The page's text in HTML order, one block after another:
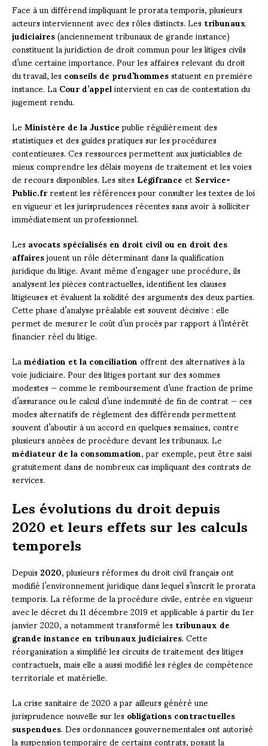
Face à un différend impliquant le prorata temporis, plusieurs
acteurs interviennent avec des rôles distincts. Lestribunaux
judiciaires(anciennement tribunaux de grande instance)
constituent la juridiction de droit commun pour les litiges civils
d’une certaine importance. Pour les affaires relevant du droit
du travail, lesconseils de prud’hommesstatuent en première
instance. LaCour d’appelintervient en cas de contestation du
jugement rendu.
LeMinistère de la Justicepublie régulièrement des
statistiques et des guides pratiques sur les procédures
contentieuses. Ces ressources permettent aux justiciables de
mieux comprendre les délais moyens de traitement et les voies
de recours disponibles. Les sitesLégifranceetService-
Public.frrestent les références pour consulter les textes de loi
en vigueur et les jurisprudences récentes sans avoir à solliciter
immédiatement un professionnel.
Lesavocats spécialisés en droit civil ou en droit des
affairesjouent un rôle déterminant dans la qualification
juridique du litige. Avant même d’engager une procédure, ils
analysent les pièces contractuelles, identifient les clauses
litigieuses et évaluent la solidité des arguments des deux parties.
Cette phase d’analyse préalable est souvent décisive : elle
permet de mesurer le coût d’un procès par rapport à l’intérêt
financier réel du litige.
Lamédiation et la conciliationoffrent des alternatives à la
voie judiciaire. Pour des litiges portant sur des sommes
modestes — comme le remboursement d’une fraction de prime
d’assurance ou le calcul d’une indemnité de fin de contrat — ces
modes alternatifs de règlement des différends permettent
souvent d’aboutir à un accord en quelques semaines, contre
plusieurs années de procédure devant les tribunaux. Le
médiateur de la consommation, par exemple, peut être saisi
gratuitement dans de nombreux cas impliquant des contrats de
services.
Les évolutions du droit depuis
2020 et leurs effets sur les calculs
temporels
Depuis2020, plusieurs réformes du droit civil français ont
modifié l’environnement juridique dans lequel s’inscrit le prorata
temporis. La réforme de la procédure civile, entrée en vigueur
avec le décret du 11 décembre 2019 et applicable à partir du 1er
janvier 2020, a notamment transformé lestribunaux de
grande instance en tribunaux judiciaires. Cette
réorganisation a simplifié les circuits de traitement des litiges
contractuels, mais elle a aussi modifié les règles de compétence
territoriale et matérielle.
La crise sanitaire de 2020 a par ailleurs généré une
jurisprudence nouvelle sur lesobligations contractuelles
suspendues. Des ordonnances gouvernementales ont autorisé